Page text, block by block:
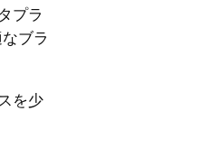
プラ
ブラ
を少